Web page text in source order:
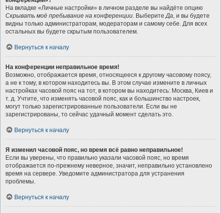
На вкладке «Личные настройки» в личном разделе вы найдёте опцию
Скрывать моё пребывание на конференции. ВыберитеДа, и вы будете
видны только администраторам, модераторам и самому себе. Для всех
остальных вы будете скрытым пользователем.
Вернуться к началу
На конференции неправильное время!
Возможно, отображается время, относящееся к другому часовому поясу,
а не к тому, в котором находитесь вы. В этом случае измените в личных
настройках часовой пояс на тот, в котором вы находитесь: Москва, Киев и
т. д. Учтите, что изменять часовой пояс, как и большинство настроек,
могут только зарегистрированные пользователи. Если вы не
зарегистрированы, то сейчас удачный момент сделать это.
Вернуться к началу
Я изменил часовой пояс, но время всё равно неправильное!
Если вы уверены, что правильно указали часовой пояс, но время
отображается по-прежнему неверное, значит, неправильно установлено
время на сервере. Уведомите администратора для устранения
проблемы.
Вернуться к началу